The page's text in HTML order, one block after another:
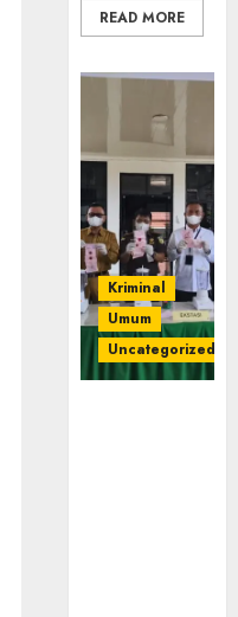
READ MORE
Kriminal
Umum
Uncategorized